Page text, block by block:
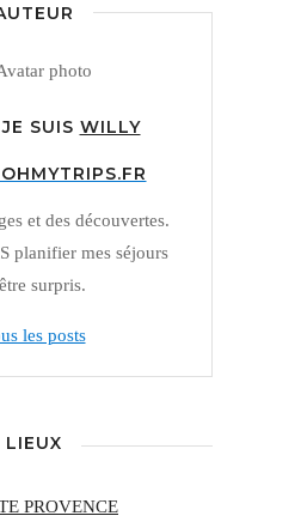
SUIS WILLY
et des découvertes.
planifier mes séjours
surpris.
les posts
LIEUX
PROVENCE